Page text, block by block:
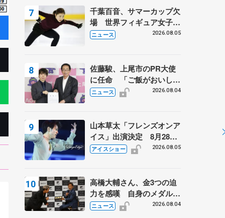
に 小林芳子さんが振り返
るスケート人生
千葉百音、サマーカップ欠
場 世界フィギュア女子2
位
ニュース 2026.08.05
佐藤駿、上尾市のPR大使
に任命 「ご飯がおいし
く、住みやすいのが魅力」
ニュース 2026.08.04
山本草太「フレンズオンア
イス」出演決定 8月28日
（金）2公演のみ 荒川静
アイスショー 2026.08.05
高橋大輔さん、金3つの迫
力を感嘆 自身のメダルは
「どちらに？」 〝リス兄
ニュース 2026.08.04